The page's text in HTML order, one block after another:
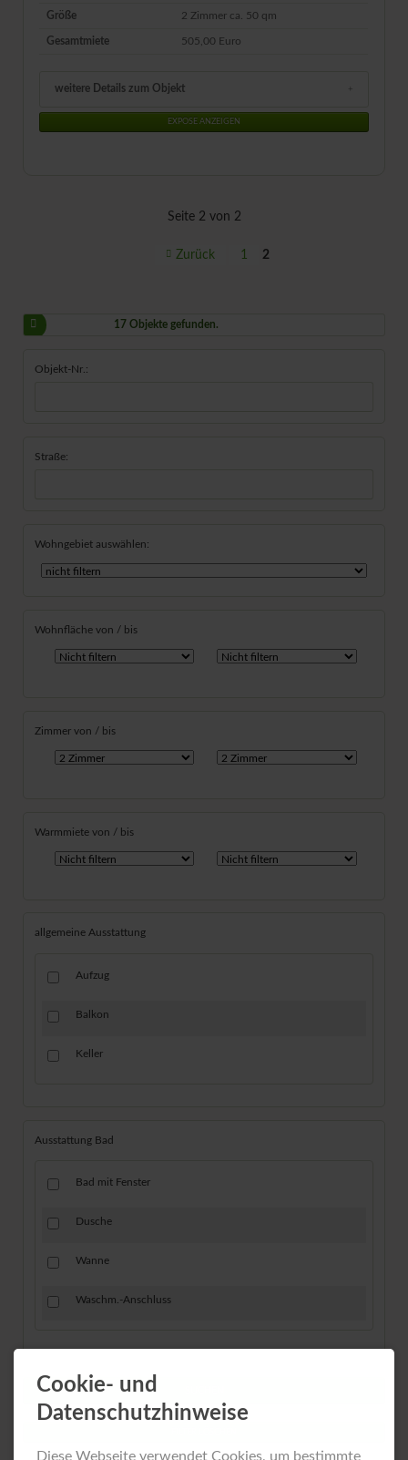
Größe 2 Zimmer ca. 50 qm
Gesamtmiete 505,00 Euro
weitere Details zum Objekt
EXPOSE ANZEIGEN
Seite 2 von 2
Zurück 1 2
17 Objekte gefunden.
Objekt-Nr.:
Straße:
Wohngebiet auswählen:
Wohnfläche von / bis
Zimmer von / bis
Warmmiete von / bis
allgemeine Ausstattung
Aufzug
Balkon
Keller
Ausstattung Bad
Bad mit Fenster
Dusche
Wanne
Waschm.-Anschluss
Cookie- und
Datenschutzhinweise
Diese Webseite verwendet Cookies, um bestimmte